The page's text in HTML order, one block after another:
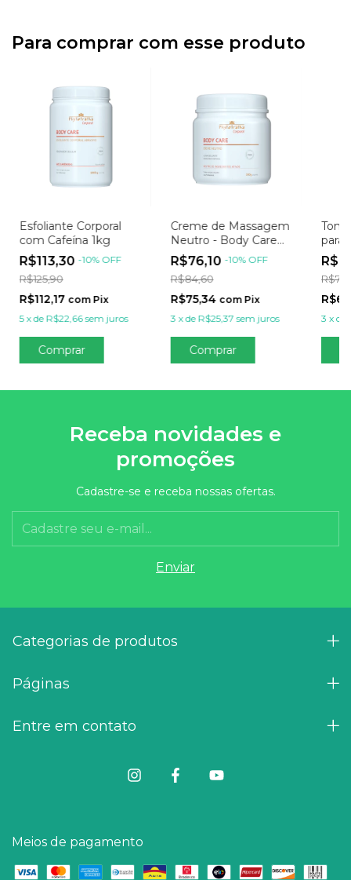
Para comprar com esse produto
Esfoliante Corporal
com Cafeína 1kg
R$113,30 -10% OFF
R$125,90
R$112,17 com Pix
5 xde R$22,66 sem juros
Creme de Massagem
Neutro - Body Care
500g
R$76,10 -10% OFF
R$84,60
R$75,34 com Pix
3 xde R$25,37 sem juros
para
3 x de
Receba novidades e
promoções
Cadastre-se e receba nossas ofertas.
Categorias de produtos
Páginas
Entre em contato
Meios de pagamento